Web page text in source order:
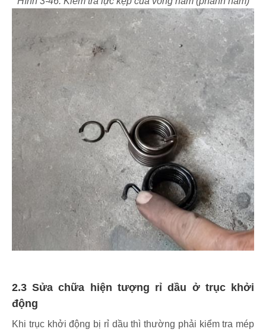
2.3 Sửa chữa hiện tượng rỉ dầu ở trục khởi
động
Khi trục khởi động bị rỉ dầu thì thường phải kiểm tra mép